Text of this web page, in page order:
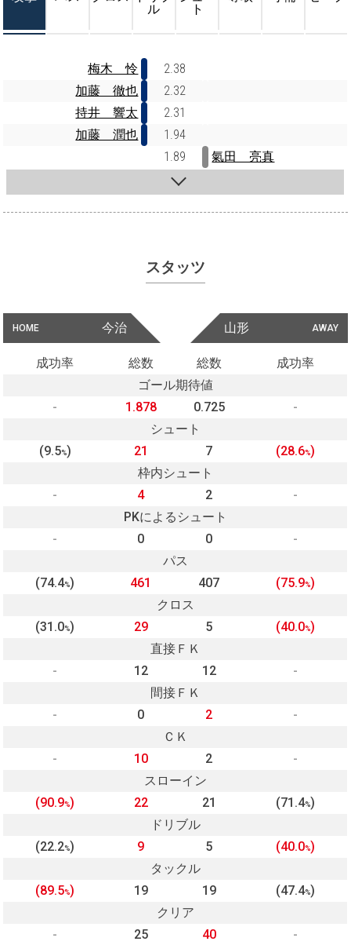
ル
ト
梅木 怜
2.38
加藤 徹也
2.32
持井 響太
2.31
加藤 潤也
1.94
1.89
氣田 亮真
スタッツ
HOME 今治 AWAY
山形
成功率 総数 総数
成功率
ゴール期待値
-
1.878 0.725
-
シュート
(9.5%) 21 7 (28.6%)
枠内シュート
-
4 2
-
PKによるシュート
-
0 0
-
パス
(74.4%) 461 407 (75.9%)
クロス
(31.0%) 29 5 (40.0%)
直接ＦＫ
-
12 12
-
間接ＦＫ
-
0 2
-
ＣＫ
-
10 2
-
スローイン
(90.9%) 22 21 (71.4%)
ドリブル
(22.2%) 9 5 (40.0%)
タックル
(89.5%) 19 19 (47.4%)
クリア
-
25 40 -